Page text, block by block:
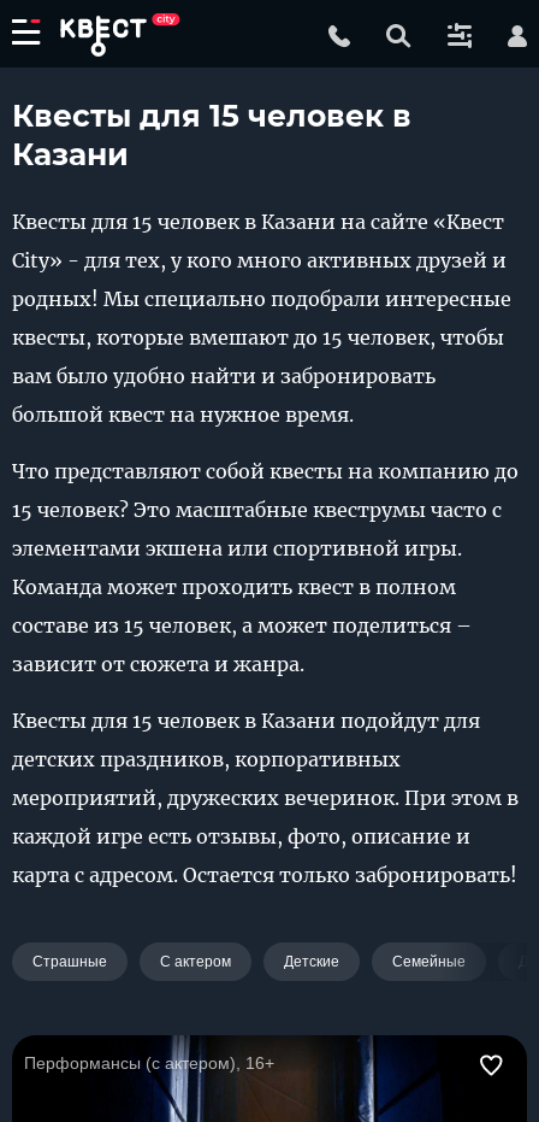
Квесты для 15 человек в
Казани
Квесты для 15 человек в Казани на сайте «Квест
City» - для тех, у кого много активных друзей и
родных! Мы специально подобрали интересные
квесты, которые вмешают до 15 человек, чтобы
вам было удобно найти и забронировать
большой квест на нужное время.
Что представляют собой квесты на компанию до
15 человек? Это масштабные квеструмы часто с
элементами экшена или спортивной игры.
Команда может проходить квест в полном
составе из 15 человек, а может поделиться –
зависит от сюжета и жанра.
Квесты для 15 человек в Казани подойдут для
детских праздников, корпоративных
мероприятий, дружеских вечеринок. При этом в
каждой игре есть отзывы, фото, описание и
карта с адресом. Остается только забронировать!
Страшные С актером Детские Семейные
Перформансы (с актером), 16+